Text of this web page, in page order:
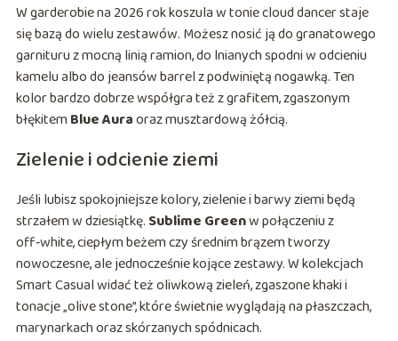
W garderobie na 2026 rok koszula w tonie cloud dancer staje
się bazą do wielu zestawów. Możesz nosić ją do granatowego
garnituru z mocną linią ramion, do lnianych spodni w odcieniu
kamelu albo do jeansów barrel z podwiniętą nogawką. Ten
kolor bardzo dobrze współgra też z grafitem, zgaszonym
błękitemBlue Auraoraz musztardową żółcią.
Zielenie i odcienie ziemi
Jeśli lubisz spokojniejsze kolory, zielenie i barwy ziemi będą
strzałem w dziesiątkę. Sublime Greenw połączeniu z
off‑white, ciepłym beżem czy średnim brązem tworzy
nowoczesne, ale jednocześnie kojące zestawy. W kolekcjach
Smart Casual widać też oliwkową zieleń, zgaszone khaki i
tonacje „olive stone”, które świetnie wyglądają na płaszczach,
marynarkach oraz skórzanych spódnicach.